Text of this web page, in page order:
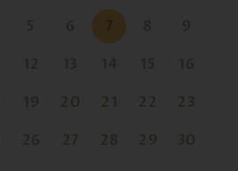
5 6 8
9
12 13 14 15
16
19 20 21 22
23
26 27 28 29
30